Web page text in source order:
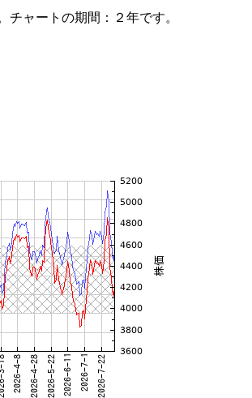
チャートの期間：２年です。